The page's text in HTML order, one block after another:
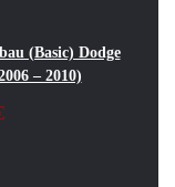
(Basic) Dodge
– 2010)